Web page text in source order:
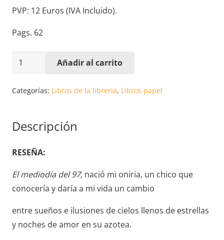
PVP: 12 Euros (IVA Incluido).
Pags. 62
EL
DEL
GIRAL
Añadir al carrito
Categorías: Libros de la libreria, Libros papel
Descripción
RESEÑA:
El mediodía del 97, nació mi oniria, un chico que
conocería y daría a mi vida un cambio
entre sueños e ilusiones de cielos llenos de estrellas
y noches de amor en su azotea.